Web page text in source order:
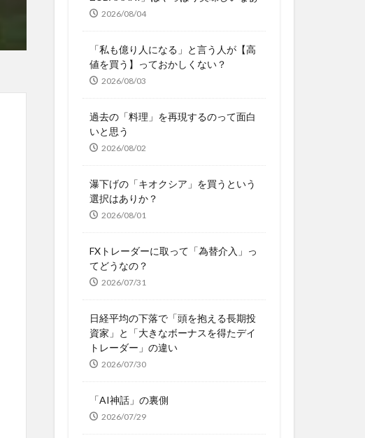
2026/08/04
「私も億り人になる」と言う人が【高
値を買う】っておかしくない？
2026/08/03
過去の「料理」を再現するのって面白
いと思う
2026/08/02
瀑下げの「キオクシア」を買うという
選択はありか？
2026/08/01
FXトレーダーに取って「為替介入」っ
てどうなの？
2026/07/31
日経平均の下落で「頭を抱える長期投
資家」と「大きなボーナスを得たデイ
トレーダー」の違い
2026/07/30
「AI神話」の裏側
2026/07/29